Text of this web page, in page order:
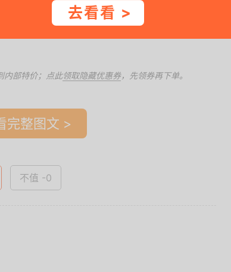
去看看 >
内部特价；点此领取隐藏优惠券，先领券再下单。
完整图文 >
不值 -0